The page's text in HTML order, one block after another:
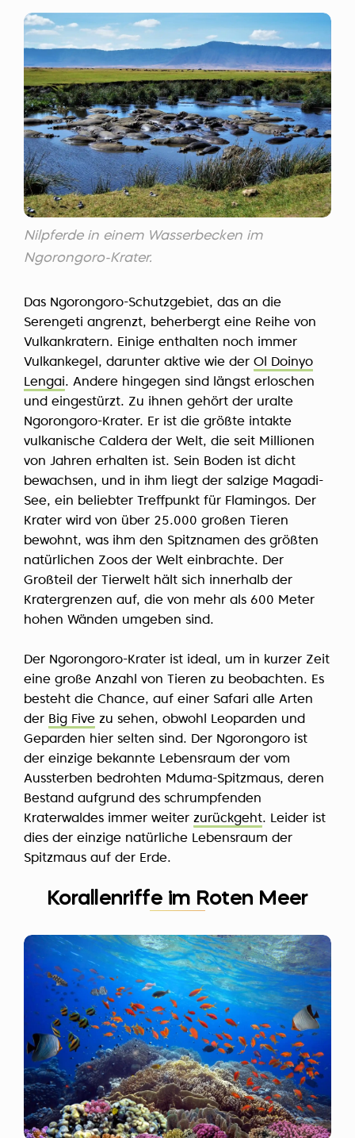
Nilpferde in einem Wasserbecken im
Ngorongoro-Krater.
Das Ngorongoro-Schutzgebiet, das an die
Serengeti angrenzt, beherbergt eine Reihe von
Vulkankratern. Einige enthalten noch immer
Vulkankegel, darunter aktive wie der Ol Doinyo
Lengai. Andere hingegen sind längst erloschen
und eingestürzt. Zu ihnen gehört der uralte
Ngorongoro-Krater. Er ist die größte intakte
vulkanische Caldera der Welt, die seit Millionen
von Jahren erhalten ist. Sein Boden ist dicht
bewachsen, und in ihm liegt der salzige Magadi-
See, ein beliebter Treffpunkt für Flamingos. Der
Krater wird von über 25.000 großen Tieren
bewohnt, was ihm den Spitznamen des größten
natürlichen Zoos der Welt einbrachte. Der
Großteil der Tierwelt hält sich innerhalb der
Kratergrenzen auf, die von mehr als 600 Meter
hohen Wänden umgeben sind.
Der Ngorongoro-Krater ist ideal, um in kurzer Zeit
eine große Anzahl von Tieren zu beobachten. Es
besteht die Chance, auf einer Safari alle Arten
der Big Five zu sehen, obwohl Leoparden und
Geparden hier selten sind. Der Ngorongoro ist
der einzige bekannte Lebensraum der vom
Aussterben bedrohten Mduma-Spitzmaus, deren
Bestand aufgrund des schrumpfenden
Kraterwaldes immer weiter zurückgeht. Leider ist
dies der einzige natürliche Lebensraum der
Spitzmaus auf der Erde.
Korallenriffe im Roten Meer